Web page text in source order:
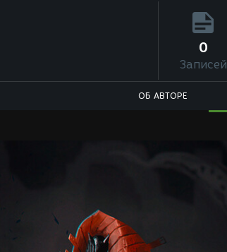
0
Записей
ОБ АВТОРЕ